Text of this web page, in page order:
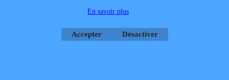
En savoir plus
Accepter Désactiver